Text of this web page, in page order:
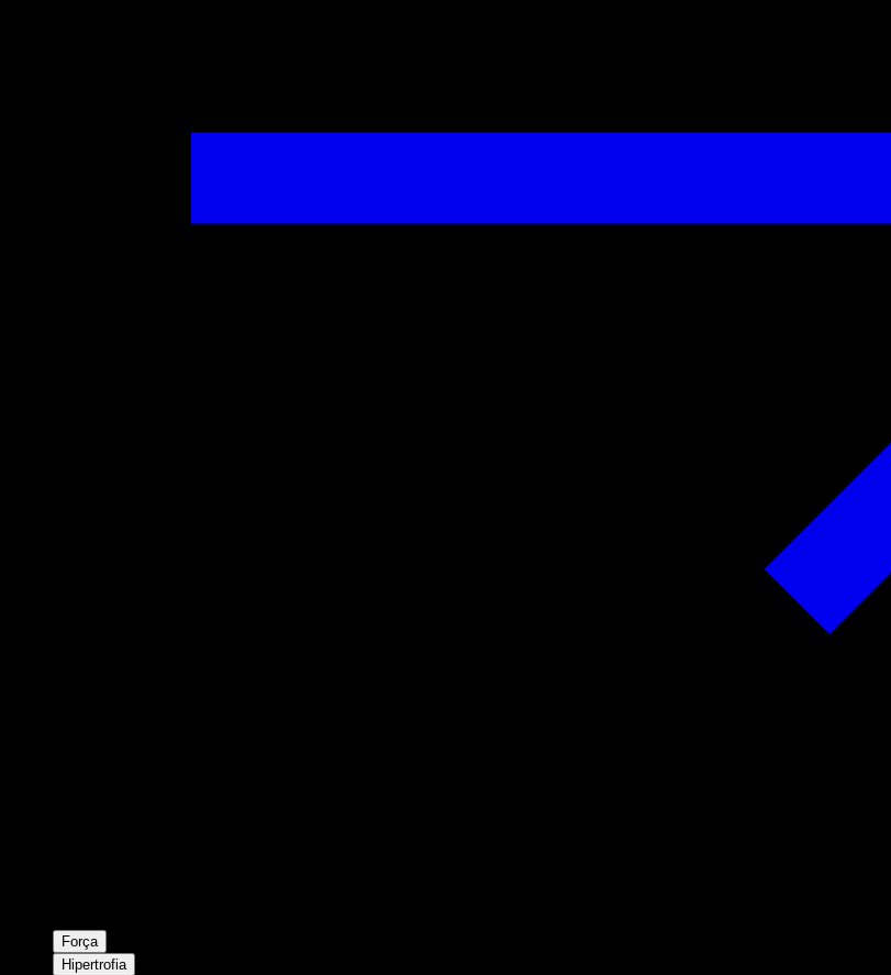
Força
Hipertrofia